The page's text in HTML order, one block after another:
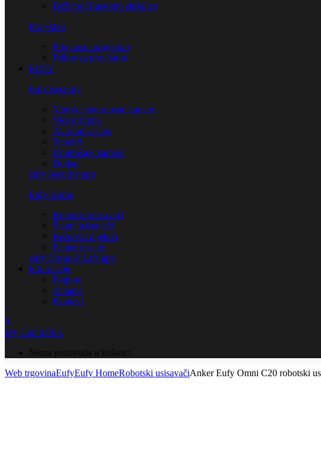
Bežične Bluetooth slušalice
Projektori
Prijenosni projektori
Pribor za projektore
EUFY
Eufy Security
Vanjske sigurnosne kamere
Video zvona
Alarmni sustavi
Senzori
Unutrašnje kamere
Dodaci
eufy Security app
Eufy Home
Robotski usisavači
Štapni usisavači
Rezervni dijelovi
Pametne vage
eufy Home & Life app
Informacije
Potpora
O nama
Kontakt
0
My Cart0,00 €
Nema proizvoda u košarici
Web trgovinaEufyEufy HomeRobotski usisavačiAnker Eufy Omni C20 robotski